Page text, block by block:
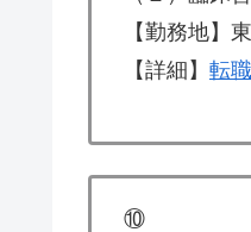
【勤務地】
【詳細】 転
⑩